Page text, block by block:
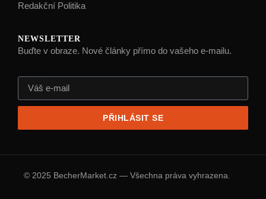
Redakční Politika
NEWSLETTER
Buďte v obraze. Nové články přímo do vašeho e-mailu.
PŘIHLÁSIT SE
© 2025 BecherMarket.cz — Všechna práva vyhrazena.